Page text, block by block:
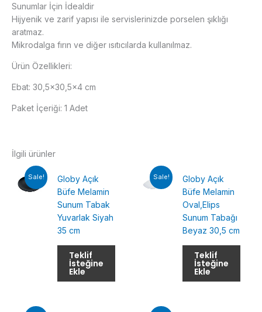
Sunumlar İçin İdealdir
Hijyenik ve zarif yapısı ile servislerinizde porselen şıklığı
aratmaz.
Mikrodalga fırın ve diğer ısıtıcılarda kullanılmaz.
Ürün Özellikleri:
Ebat: 30,5×30,5×4 cm
Paket İçeriği: 1 Adet
İlgili ürünler
Sale!
Globy Açık
Büfe Melamin
Sunum Tabak
Yuvarlak Siyah
35 cm
Teklif
İsteğine
Ekle
Sale!
Globy Açık
Büfe Melamin
Oval,Elips
Sunum Tabağı
Beyaz 30,5 cm
Teklif
İsteğine
Ekle